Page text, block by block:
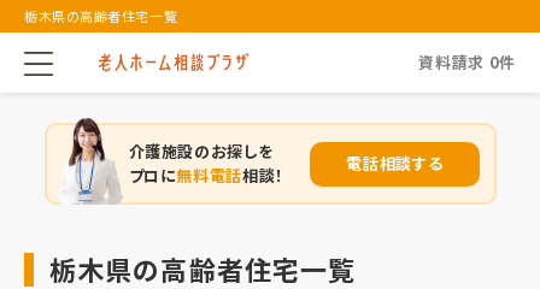
栃木県の高齢者住宅一覧
資料請求 0件
介護施設のお探しを
プロに無料電話相談！
電話相談する
栃木県の高齢者住宅一覧